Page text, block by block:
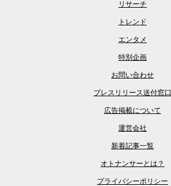
リサーチ
トレンド
エンタメ
特別企画
お問い合わせ
プレスリリース送付窓口
広告掲載について
運営会社
新着記事一覧
オトナンサーとは？
プライバシーポリシー